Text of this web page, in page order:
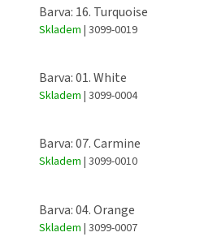
Barva: 16. Turquoise
Skladem | 3099-0019
Barva: 01. White
Skladem | 3099-0004
Barva: 07. Carmine
Skladem | 3099-0010
Barva: 04. Orange
Skladem | 3099-0007